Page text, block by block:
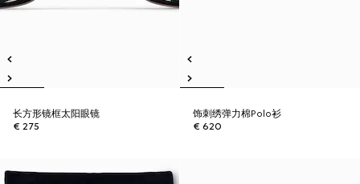
长方形镜框太阳眼镜
€ 275
饰刺绣弹力棉Polo衫
€ 620